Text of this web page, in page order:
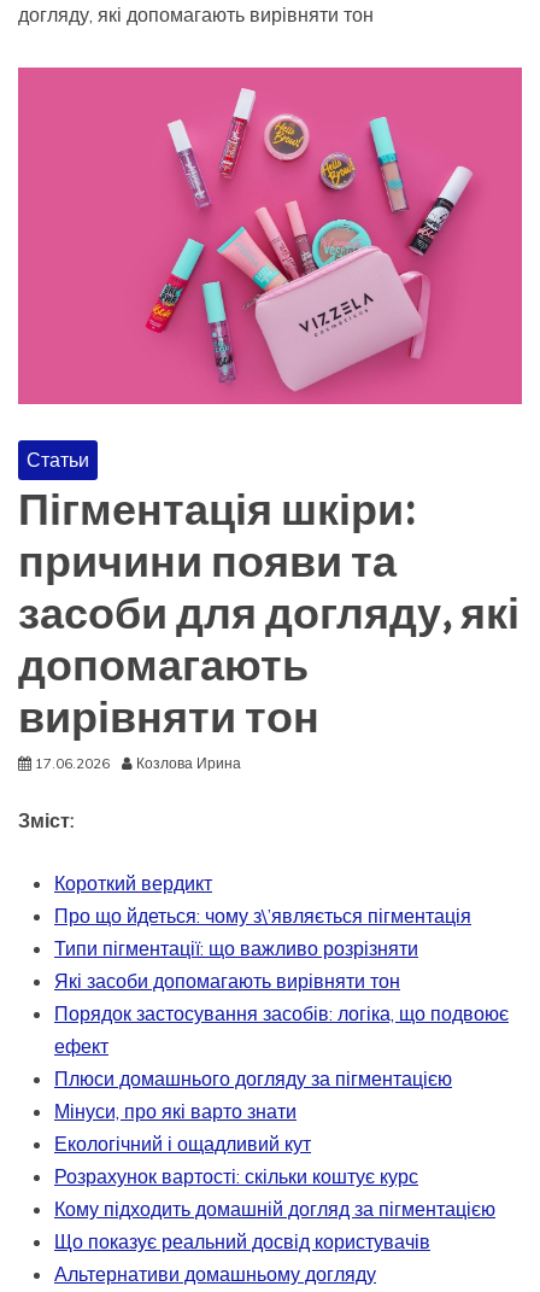
догляду, які допомагають вирівняти тон
Статьи
Пігментація шкіри:
причини появи та
засоби для догляду, які
допомагають
вирівняти тон
17.06.2026 Козлова Ирина
Зміст:
Короткий вердикт
Про що йдеться: чому з\’являється пігментація
Типи пігментації: що важливо розрізняти
Які засоби допомагають вирівняти тон
Порядок застосування засобів: логіка, що подвоює
ефект
Плюси домашнього догляду за пігментацією
Мінуси, про які варто знати
Екологічний і ощадливий кут
Розрахунок вартості: скільки коштує курс
Кому підходить домашній догляд за пігментацією
Що показує реальний досвід користувачів
Альтернативи домашньому догляду